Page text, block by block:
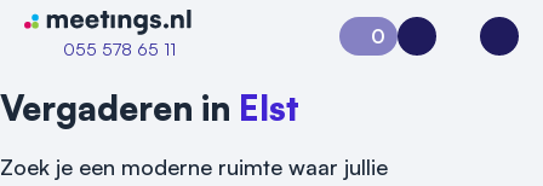
Naar home van Meetings
055 578 65 11
0
Aanvraag 0Inloggen
Vergaderen in Elst
Zoek je een moderne ruimte waar jullie